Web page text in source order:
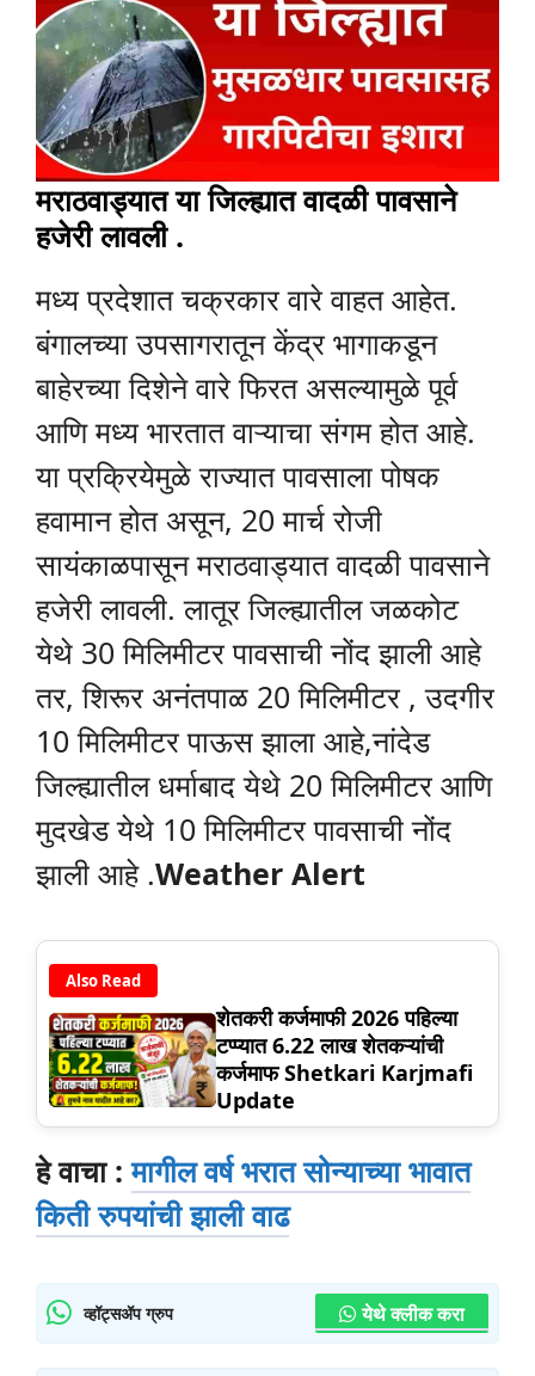
मराठवाड्यात या जिल्ह्यात वादळी पावसाने
हजेरी लावली .
मध्य प्रदेशात चक्रकार वारे वाहत आहेत.
बंगालच्या उपसागरातून केंद्र भागाकडून
बाहेरच्या दिशेने वारे फिरत असल्यामुळे पूर्व
आणि मध्य भारतात वाऱ्याचा संगम होत आहे.
या प्रक्रियेमुळे राज्यात पावसाला पोषक
हवामान होत असून, 20 मार्च रोजी
सायंकाळपासून मराठवाड्यात वादळी पावसाने
हजेरी लावली. लातूर जिल्ह्यातील जळकोट
येथे 30 मिलिमीटर पावसाची नोंद झाली आहे
तर, शिरूर अनंतपाळ 20 मिलिमीटर , उदगीर
10 मिलिमीटर पाऊस झाला आहे,नांदेड
जिल्ह्यातील धर्माबाद येथे 20 मिलिमीटर आणि
मुदखेड येथे 10 मिलिमीटर पावसाची नोंद
झाली आहे .Weather Alert
Also Read
शेतकरी कर्जमाफी 2026 पहिल्या
टप्प्यात 6.22 लाख शेतकऱ्यांची
कर्जमाफ Shetkari Karjmafi
Update
हे वाचा :मागील वर्ष भरात सोन्याच्या भावात
किती रुपयांची झाली वाढ
व्हॉट्सॲप ग्रुप येथे क्लीक करा